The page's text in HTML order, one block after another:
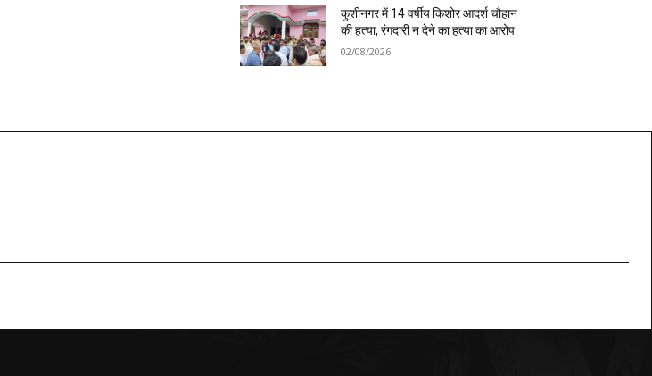
कुशीनगर में 14 वर्षीय किशोर आदर्श चौहान
की हत्या, रंगदारी न देने का हत्या का आरोप
02/08/2026